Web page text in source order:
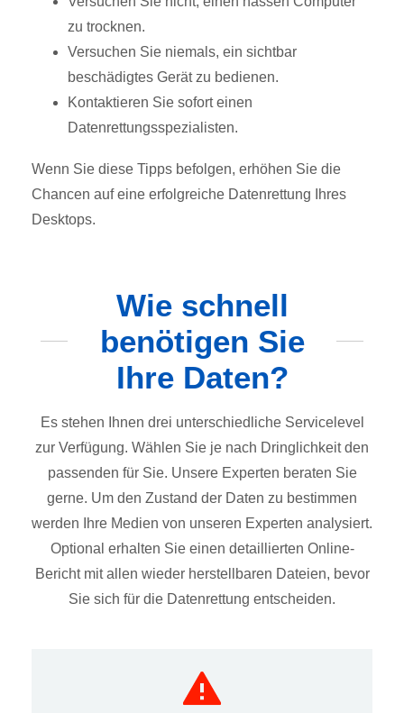
zu trocknen.
Versuchen Sie niemals, ein sichtbar
beschädigtes Gerät zu bedienen.
Kontaktieren Sie sofort einen
Datenrettungsspezialisten.
Wenn Sie diese Tipps befolgen, erhöhen Sie die
Chancen auf eine erfolgreiche Datenrettung Ihres
Desktops.
Wie schnell
benötigen Sie
Ihre Daten?
Es stehen Ihnen drei unterschiedliche Servicelevel
zur Verfügung. Wählen Sie je nach Dringlichkeit den
passenden für Sie. Unsere Experten beraten Sie
gerne. Um den Zustand der Daten zu bestimmen
werden Ihre Medien von unseren Experten analysiert.
Optional erhalten Sie einen detaillierten Online-
Bericht mit allen wieder herstellbaren Dateien, bevor
Sie sich für die Datenrettung entscheiden.